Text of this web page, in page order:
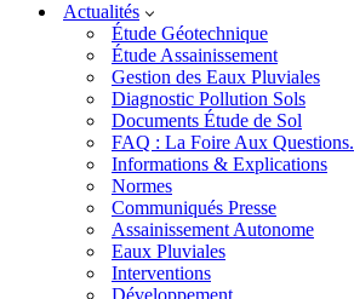
Actualités
Étude Géotechnique
Étude Assainissement
Gestion des Eaux Pluviales
Diagnostic Pollution Sols
Documents Étude de Sol
FAQ : La Foire Aux Questions.
Informations & Explications
Normes
Communiqués Presse
Assainissement Autonome
Eaux Pluviales
Interventions
Développement